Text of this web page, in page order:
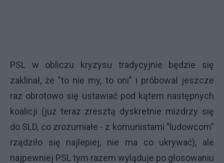
PSL w obliczu kryzysu tradycyjnie będzie się
zaklinał, że "to nie my, to oni" i próbował jeszcze
raz obrotowo się ustawiać pod kątem następnych
koalicji (już teraz zresztą dyskretnie mizdrzy się
do SLD, co zrozumiałe - z komunistami "ludowcom"
rządziło się najlepiej, nie ma co ukrywać), ale
najpewniej PSL tym razem wyląduje po głosowaniu